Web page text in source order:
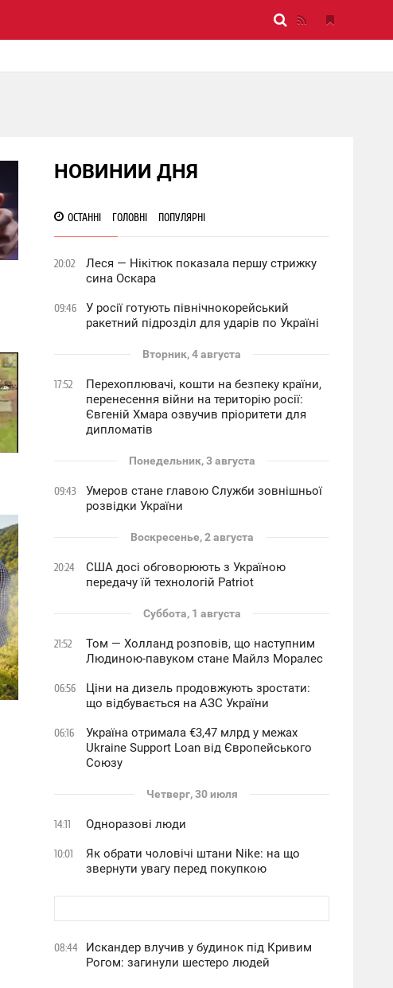
НОВИНИИ ДНЯ
ОСТАННІ ГОЛОВНІ ПОПУЛЯРНІ
20:02
Леся — Нікітюк показала першу стрижку
сина Оскара
09:46
У росії готують північнокорейський
ракетний підрозділ для ударів по Україні
Вторник, 4 августа
17:52
Перехоплювачі, кошти на безпеку країни,
перенесення війни на територію росії:
Євгеній Хмара озвучив пріоритети для
дипломатів
Понедельник, 3 августа
09:43
Умеров стане главою Служби зовнішньої
розвідки України
Воскресенье, 2 августа
20:24
США досі обговорюють з Україною
передачу їй технологій Patriot
Суббота, 1 августа
21:52
Том — Холланд розповів, що наступним
Людиною-павуком стане Майлз Моралес
06:56
Ціни на дизель продовжують зростати:
що відбувається на АЗС України
06:16
Україна отримала €3,47 млрд у межах
Ukraine Support Loan від Європейського
Союзу
Четверг, 30 июля
14:11 Одноразові люди
10:01
Як обрати чоловічі штани Nike: на що
звернути увагу перед покупкою
08:44
Искандер влучив у будинок під Кривим
Рогом: загинули шестеро людей